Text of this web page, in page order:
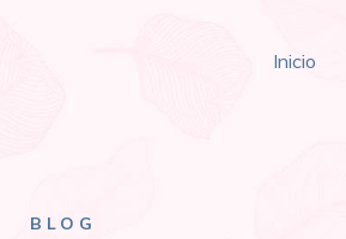
Inicio
BLOG